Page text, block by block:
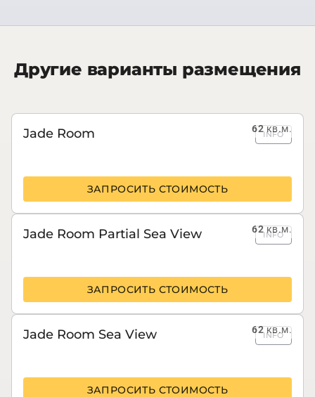
Другие варианты размещения
62кв.м.
Jade Room INFO
ЗАПРОСИТЬ СТОИМОСТЬ
62кв.м.
Jade Room Partial Sea View INFO
ЗАПРОСИТЬ СТОИМОСТЬ
62кв.м.
Jade Room Sea View INFO
ЗАПРОСИТЬ СТОИМОСТЬ